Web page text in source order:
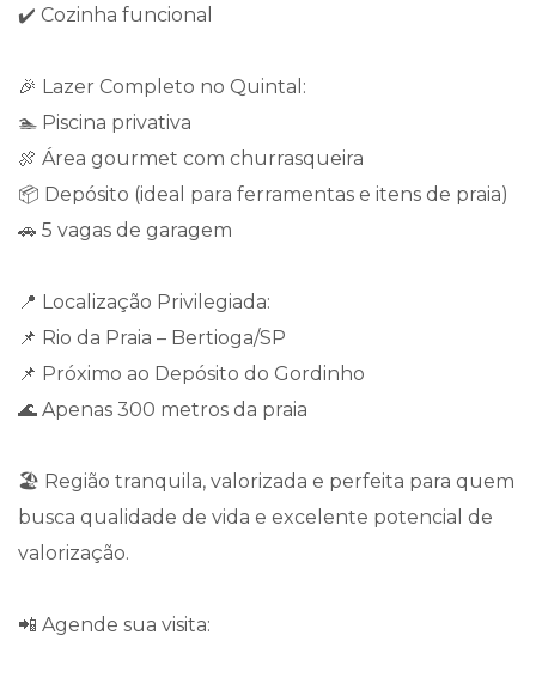
✔️ Cozinha funcional
🎉 Lazer Completo no Quintal:
🏊 Piscina privativa
🍖 Área gourmet com churrasqueira
📦 Depósito (ideal para ferramentas e itens de praia)
🚗 5 vagas de garagem
📍 Localização Privilegiada:
📌 Rio da Praia – Bertioga/SP
📌 Próximo ao Depósito do Gordinho
🌊 Apenas 300 metros da praia
🏖️ Região tranquila, valorizada e perfeita para quem
busca qualidade de vida e excelente potencial de
valorização.
📲 Agende sua visita: